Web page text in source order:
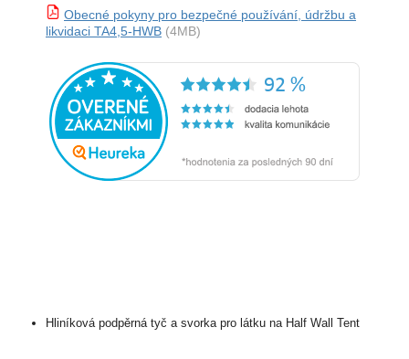
Obecné pokyny pro bezpečné používání, údržbu a
likvidaci TA4,5-HWB (4MB)
Hliníková podpěrná tyč a svorka pro látku na Half Wall Tent